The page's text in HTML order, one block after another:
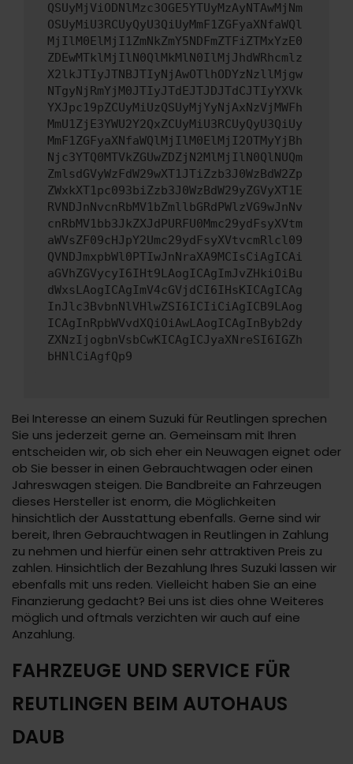
QSUyMjViODNlMzc3OGE5YTUyMzAyNTAwMjNm
OSUyMiU3RCUyQyU3QiUyMmF1ZGFyaXNfaWQl
MjIlM0ElMjI1ZmNkZmY5NDFmZTFiZTMxYzE0
ZDEwMTklMjIlN0QlMkMlN0IlMjJhdWRhcmlz
X2lkJTIyJTNBJTIyNjAwOTlhODYzNzllMjgw
NTgyNjRmYjM0JTIyJTdEJTJDJTdCJTIyYXVk
YXJpc19pZCUyMiUzQSUyMjYyNjAxNzVjMWFh
MmU1ZjE3YWU2Y2QxZCUyMiU3RCUyQyU3QiUy
MmF1ZGFyaXNfaWQlMjIlM0ElMjI2OTMyYjBh
Njc3YTQ0MTVkZGUwZDZjN2MlMjIlN0QlNUQm
ZmlsdGVyWzFdW29wXT1JTiZzb3J0WzBdW2Zp
ZWxkXT1pc093biZzb3J0WzBdW29yZGVyXT1E
RVNDJnNvcnRbMV1bZmllbGRdPWlzVG9wJnNv
cnRbMV1bb3JkZXJdPURFU0Mmc29ydFsyXVtm
aWVsZF09cHJpY2Umc29ydFsyXVtvcmRlcl09
QVNDJmxpbWl0PTIwJnNraXA9MCIsCiAgICAi
aGVhZGVycyI6IHt9LAogICAgImJvZHkiOiBu
dWxsLAogICAgImV4cGVjdCI6IHsKICAgICAg
InJlc3BvbnNlVHlwZSI6ICIiCiAgICB9LAog
ICAgInRpbWVvdXQiOiAwLAogICAgInByb2dy
ZXNzIjogbnVsbCwKICAgICJyaXNreSI6IGZh
bHNlCiAgfQp9
Bei Interesse an einem Suzuki für Reutlingen sprechen
Sie uns jederzeit gerne an. Gemeinsam mit Ihren
entscheiden wir, ob sich eher ein Neuwagen eignet oder
ob Sie besser in einen Gebrauchtwagen oder einen
Jahreswagen steigen. Die Bandbreite an Fahrzeugen
dieses Hersteller ist enorm, die Möglichkeiten
hinsichtlich der Ausstattung ebenfalls. Gerne sind wir
bereit, Ihren Gebrauchtwagen in Reutlingen in Zahlung
zu nehmen und hierfür einen sehr attraktiven Preis zu
zahlen. Hinsichtlich der Bezahlung Ihres Suzuki lassen wir
ebenfalls mit uns reden. Vielleicht haben Sie an eine
Finanzierung gedacht? Bei uns ist dies ohne Weiteres
möglich und oftmals verzichten wir auch auf eine
Anzahlung.
FAHRZEUGE UND SERVICE FÜR
REUTLINGEN BEIM AUTOHAUS
DAUB